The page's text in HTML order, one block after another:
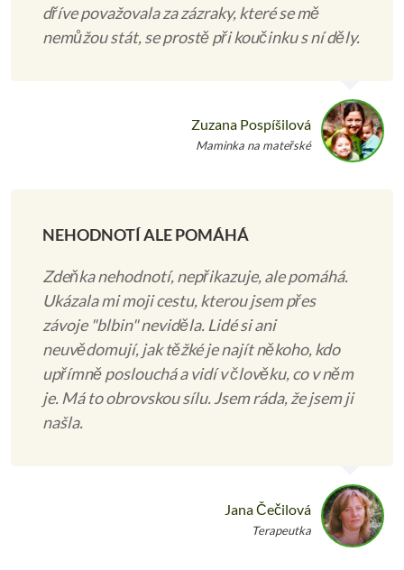
dříve považovala za zázraky, které se mě
nemůžou stát, se prostě při koučinku s ní děly.
Zuzana Pospíšilová
Maminka na mateřské
NEHODNOTÍ ALE POMÁHÁ
Zdeňka nehodnotí, nepřikazuje, ale pomáhá.
Ukázala mi moji cestu, kterou jsem přes
závoje "blbin" neviděla. Lidé si ani
neuvědomují, jak těžké je najít někoho, kdo
upřímně poslouchá a vidí v člověku, co v něm
je. Má to obrovskou sílu. Jsem ráda, že jsem ji
našla.
Jana Čečilová
Terapeutka